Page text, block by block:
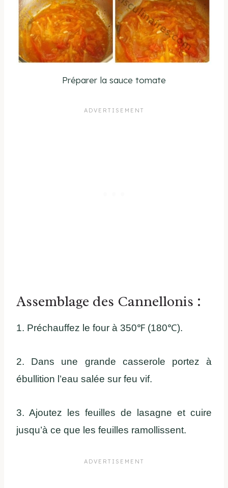
Préparer la sauce tomate
Assemblage des Cannellonis :
1. Préchauffez le four à 350℉ (180℃).
2. Dans une grande casserole portez à
ébullition l’eau salée sur feu vif.
3. Ajoutez les feuilles de lasagne et cuire
jusqu’à ce que les feuilles ramollissent.